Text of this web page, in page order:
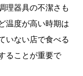
理器具の不潔さも
温度が高い時期は
いない店で食べる
ることが重要で